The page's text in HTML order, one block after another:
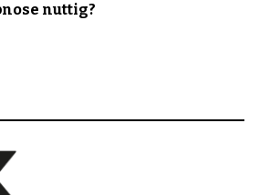
nuttig?